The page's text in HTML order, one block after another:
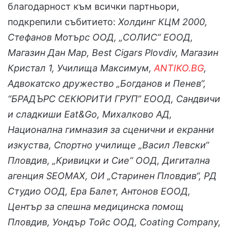
благодарност към всички партньори,
подкрепили събитието: Холдинг КЦМ 2000,
Стефанов Мотърс ООД, „СОЛИС“ ЕООД,
Магазин Дан Мар, Best Cigars Plovdiv, Магазин
Кристал 1, Училища Максимум, ANTIKO.BG,
Адвокатско дружество „Богданов и Пенев“,
“БРАДЪРС СЕКЮРИТИ ГРУП” ЕООД, Сандвичи
и сладкиши Eat&Go, Михалково АД,
Национална гимназия за сценични и екранни
изкуства, Спортно училище „Васил Левски“
Пловдив, „Кривицки и Сие“ ООД, Дигитална
агенция SEOMAX, ОИ „Старинен Пловдив“, РД
Студио ООД, Ера Балет, Антонов ЕООД,
Център за спешна медицинска помощ
Пловдив, Уондър Тойс ООД, Coating Company,